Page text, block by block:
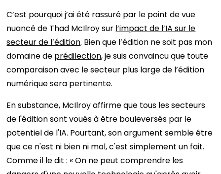
C’est pourquoi j’ai été rassuré par le point de vue
nuancé de Thad McIlroy sur l’impact de l’IA sur le
secteur de l’édition. Bien que l’édition ne soit pas mon
domaine de prédilection, je suis convaincu que toute
comparaison avec le secteur plus large de l’édition
numérique sera pertinente.
En substance, McIlroy affirme que tous les secteurs
de l'édition sont voués à être bouleversés par le
potentiel de l'IA. Pourtant, son argument semble être
que ce n'est ni bien ni mal, c'est simplement un fait.
Comme il le dit : « On ne peut comprendre les